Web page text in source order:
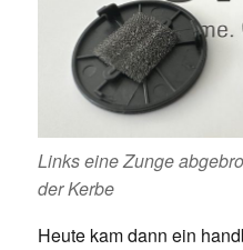
Links eine Zunge
der Kerbe
Heute kam dann ein